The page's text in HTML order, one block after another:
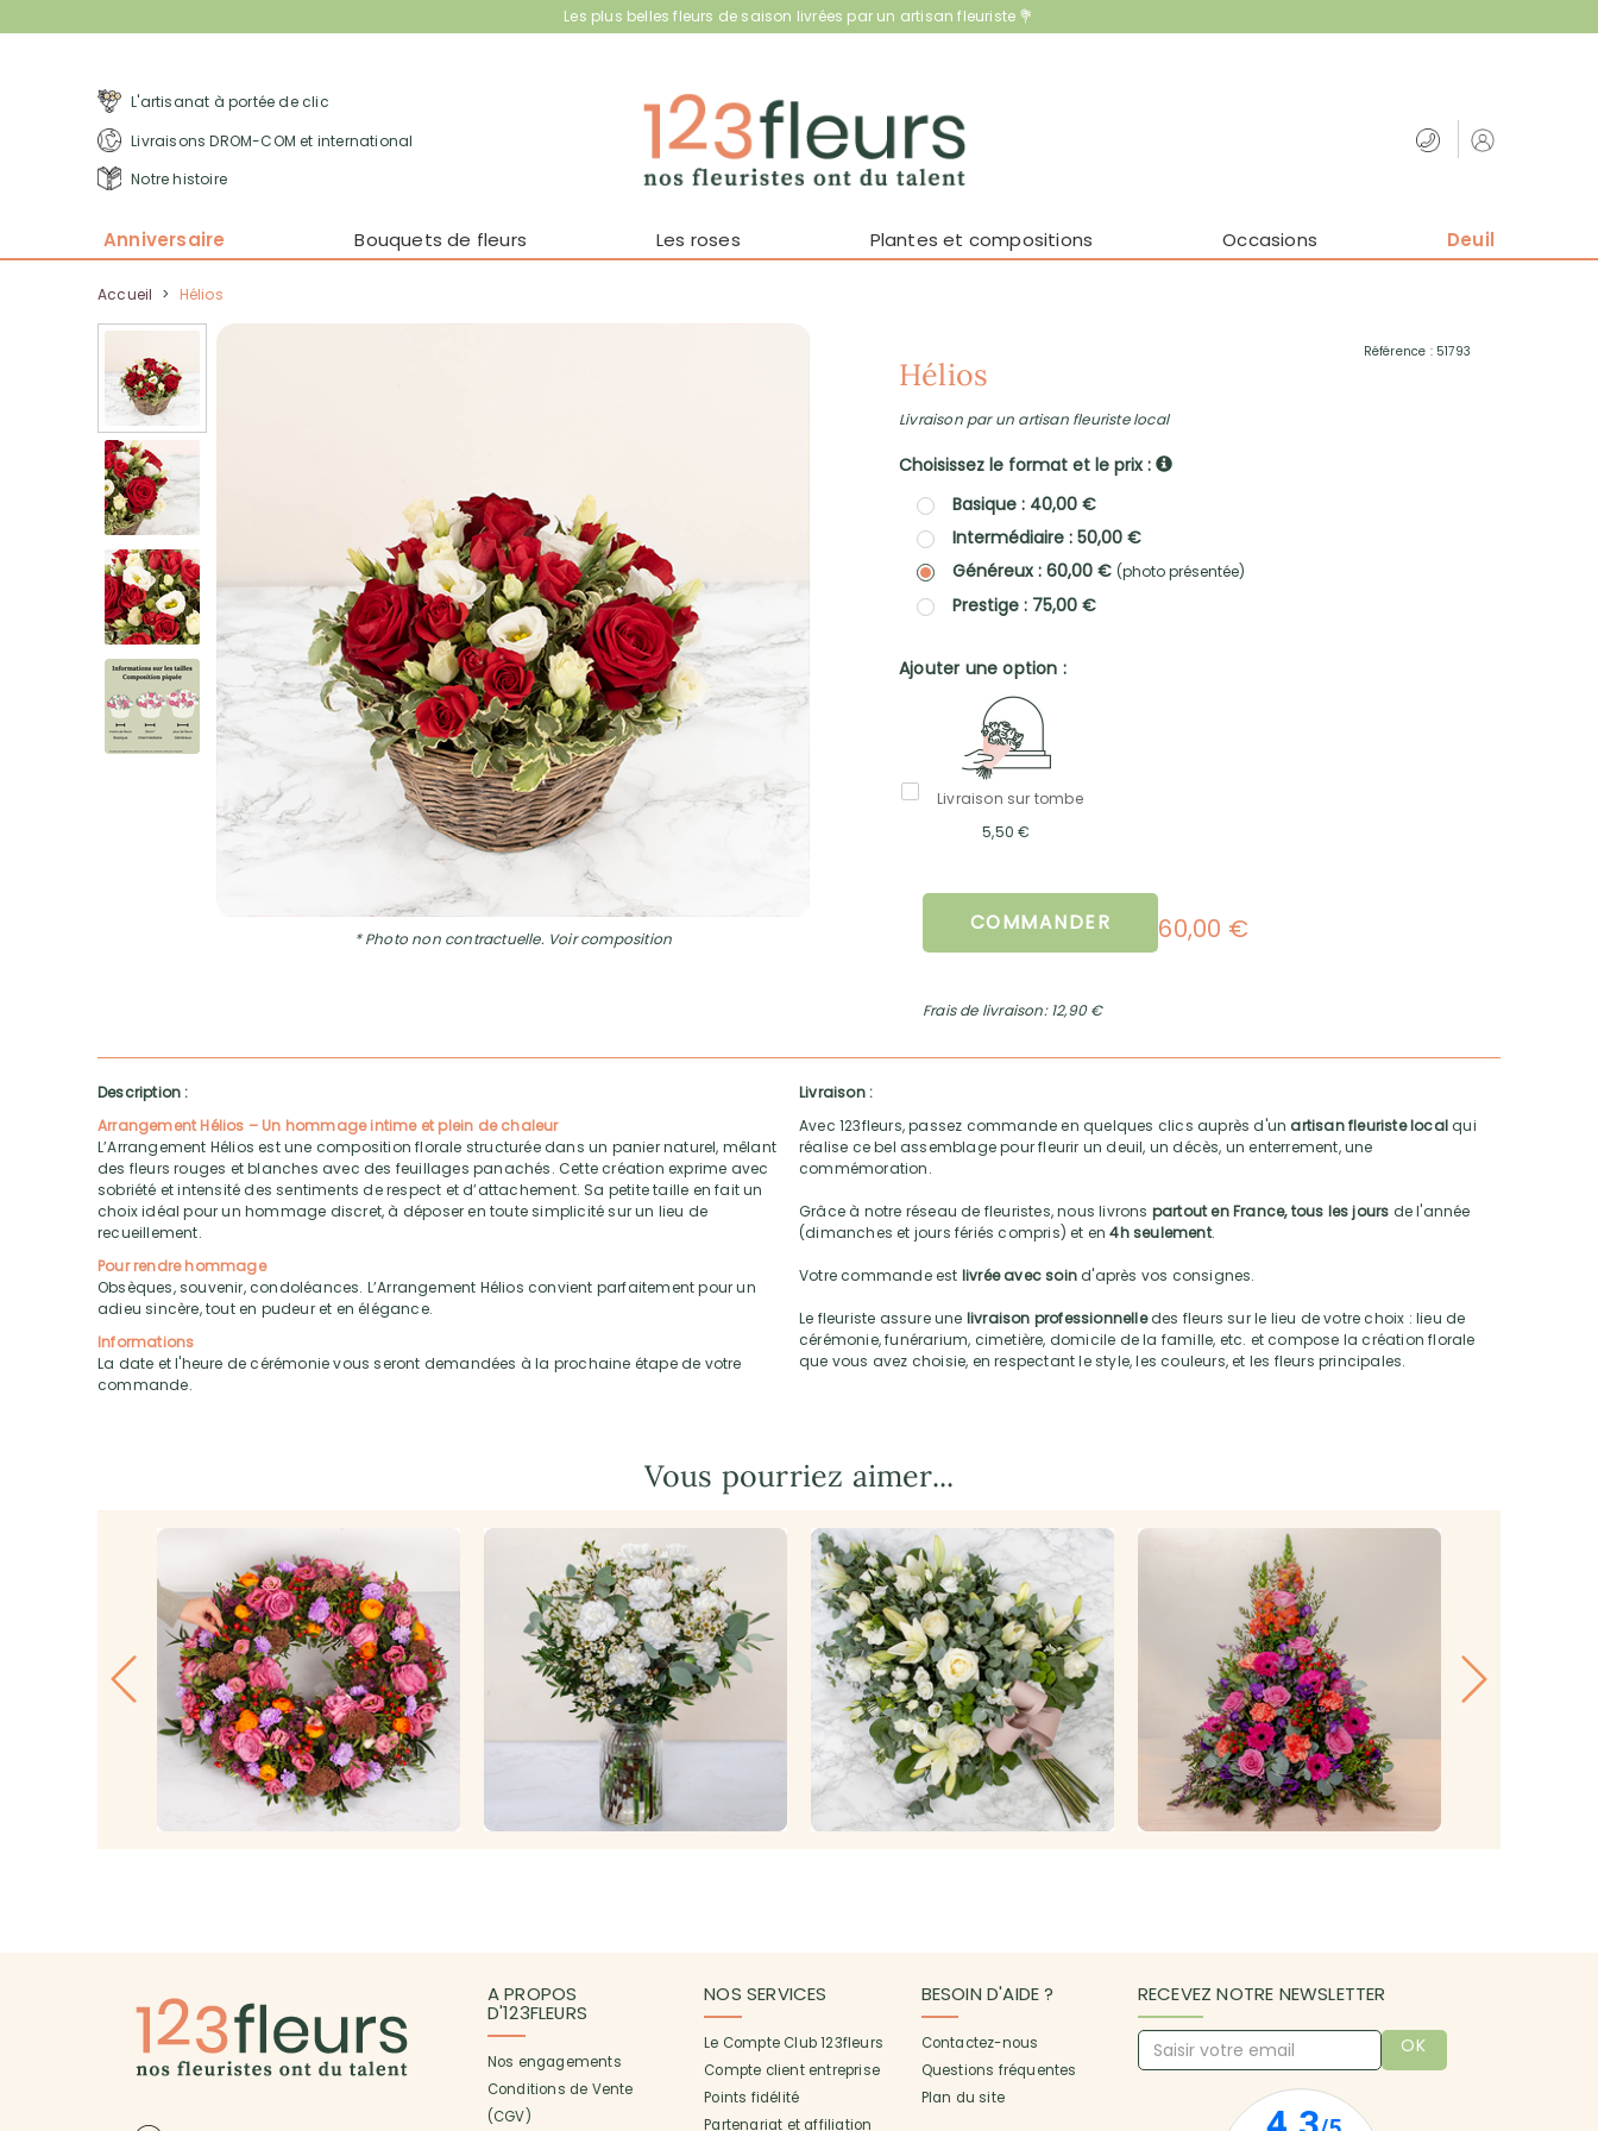
Les plus belles fleurs de saison livrées par un artisan fleuriste 💐
L'artisanat à portée de clic
Livraisons DROM-COM et international
Notre histoire
Anniversaire Bouquets de fleurs Les roses Plantes et compositions Occasions Deuil
Accueil > Hélios
* Photo non contractuelle. Voir composition
Référence : 51793
Hélios
Livraison par un artisan fleuriste local
Choisissez le format et le prix :
Basique : 40,00 €
Intermédiaire : 50,00 €
Généreux : 60,00 € (photo présentée)
Prestige : 75,00 €
Ajouter une option :
Livraison sur tombe
5,50 €
COMMANDER 60,00 €
Frais de livraison: 12,90 €
Description :
Arrangement Hélios – Un hommage intime et plein de chaleur
L’Arrangement Hélios est une composition florale structurée dans un panier naturel, mêlant
des fleurs rouges et blanches avec des feuillages panachés. Cette création exprime avec
sobriété et intensité des sentiments de respect et d’attachement. Sa petite taille en fait un
choix idéal pour un hommage discret, à déposer en toute simplicité sur un lieu de
recueillement.
Pour rendre hommage
Obsèques, souvenir, condoléances. L’Arrangement Hélios convient parfaitement pour un
adieu sincère, tout en pudeur et en élégance.
Informations
La date et l'heure de cérémonie vous seront demandées à la prochaine étape de votre
commande.
Livraison :
Avec 123fleurs, passez commande en quelques clics auprès d'un artisan fleuriste localqui
réalise ce bel assemblage pour fleurir un deuil, un décès, un enterrement, une
commémoration.
Grâce à notre réseau de fleuristes, nous livrons partout en France, tous les jours de l'année
(dimanches et jours fériés compris) et en4h seulement.
Votre commande est livrée avec soind'après vos consignes.
Le fleuriste assure une livraison professionnelledes fleurs sur le lieu de votre choix : lieu de
cérémonie, funérarium, cimetière, domicile de la famille, etc. et compose la création florale
que vous avez choisie, en respectant le style, les couleurs, et les fleurs principales.
Vous pourriez aimer...
A PROPOS
D'123FLEURS
Nos engagements
Conditions de Vente
(CGV)
NOS SERVICES
Le Compte Club 123fleurs
Compte client entreprise
Points fidélité
Partenariat et affiliation
BESOIN D'AIDE ?
Contactez-nous
Questions fréquentes
Plan du site
RECEVEZ NOTRE NEWSLETTER
OK